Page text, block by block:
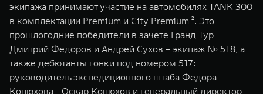
экипажа принимают участие на автомобилях TANK 300
в комплектации Premium и City Premium ². Это
прошлогодние победители в зачете Гранд Тур
Дмитрий Федоров и Андрей Сухов – экипаж № 518, а
также дебютанты гонки под номером 517:
руководитель экспедиционного штаба Федора
Конюхова - Оскар Конюхов и генеральный директор